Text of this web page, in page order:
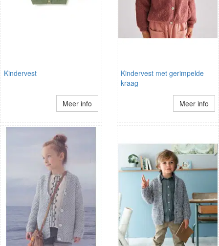
Kindervest
Meer info
Kindervest met gerimpelde
kraag
Meer info